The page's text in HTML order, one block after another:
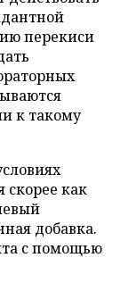
перекиси
к такому
скорее как
добавка.
с помощью